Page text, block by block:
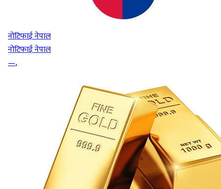
नोटिफाई नेपाल
नोटिफाई नेपाल
—,